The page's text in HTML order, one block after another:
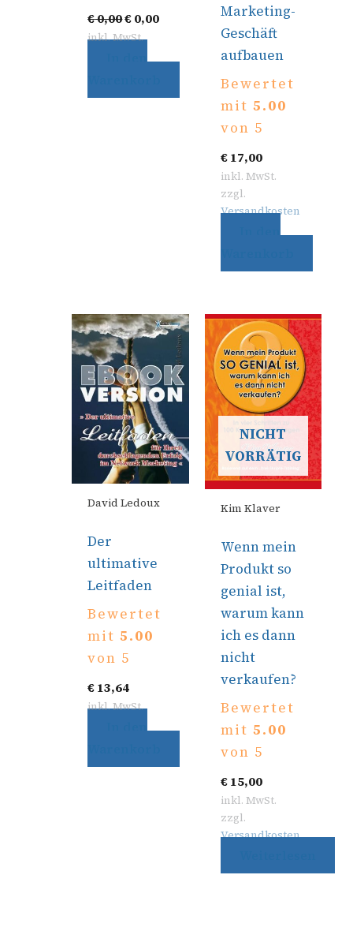
€0,00€0,00
inkl. MwSt.
In den
Marketing-
Geschäft
aufbauen
Bewertet
mit 5.00
von 5
€17,00
inkl. MwSt.
zzgl.
Versandkosten
David Ledoux
Der
ultimative
Leitfaden
Bewertet
mit5.00
von 5
€13,64
inkl. MwSt.
In den
NICHT
VORRÄTIG
Kim Klaver
Wenn mein
Produkt so
genial ist,
warum kann
ich es dann
nicht
verkaufen?
Bewertet
mit 5.00
von 5
€15,00
inkl. MwSt.
zzgl.
Versandkosten